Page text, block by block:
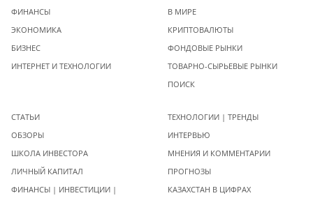
ФИНАНСЫ
ЭКОНОМИКА
БИЗНЕС
ИНТЕРНЕТ И ТЕХНОЛОГИИ
В МИРЕ
КРИПТОВАЛЮТЫ
ФОНДОВЫЕ РЫНКИ
ТОВАРНО-СЫРЬЕВЫЕ РЫНКИ
ПОИСК
СТАТЬИ
ОБЗОРЫ
ШКОЛА ИНВЕСТОРА
ЛИЧНЫЙ КАПИТАЛ
ФИНАНСЫ | ИНВЕСТИЦИИ |
ТЕХНОЛОГИИ | ТРЕНДЫ
ИНТЕРВЬЮ
МНЕНИЯ И КОММЕНТАРИИ
ПРОГНОЗЫ
КАЗАХСТАН В ЦИФРАХ